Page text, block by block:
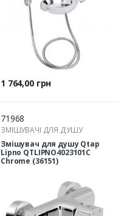
Ціна
1 764,00 грн
71968
ЗМІШУВАЧІ ДЛЯ ДУШУ
Змішувач для душу Qtap
Lipno QTLIPNO4023101C
Chrome (36151)